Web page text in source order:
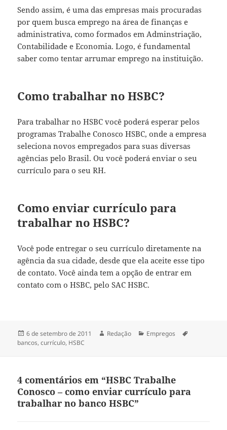
Sendo assim, é uma das empresas mais procuradas
por quem busca emprego na área de finanças e
administrativa, como formados em Adminstriação,
Contabilidade e Economia. Logo, é fundamental
saber como tentar arrumar emprego na instituição.
Como trabalhar no HSBC?
Para trabalhar no HSBC você poderá esperar pelos
programas Trabalhe Conosco HSBC, onde a empresa
seleciona novos empregados para suas diversas
agências pelo Brasil. Ou você poderá enviar o seu
currículo para o seu RH.
Como enviar currículo para
trabalhar no HSBC?
Você pode entregar o seu currículo diretamente na
agência da sua cidade, desde que ela aceite esse tipo
de contato. Você ainda tem a opção de entrar em
contato com o HSBC, pelo SAC HSBC.
Publicado
em
6 de setembro de 2011 Autor
Redação Categorias
Empregos
bancos,currículo, HSBC
4 comentários em “HSBC Trabalhe
Conosco – como enviar currículo para
trabalhar no banco HSBC”